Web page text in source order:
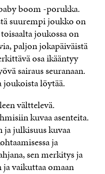
boom -porukka.
suurempi joukko on
joukossa on
paljon jokapäiväistä
osa ikääntyy
sairaus seuranaan.
joukoista löytää.
välttelevä.
kuvaa asenteita.
julkisuus kuvaa
ja
sen merkitys ja
vaikuttaa omaan